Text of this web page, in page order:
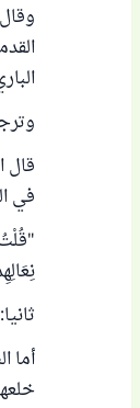
الباري"
في
ثانيا:
أما